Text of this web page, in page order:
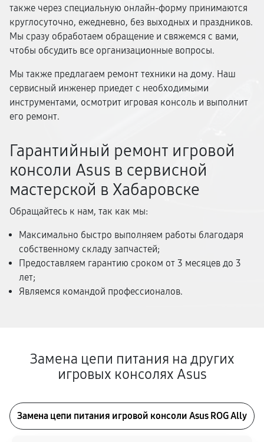
также через специальную онлайн-форму принимаются
круглосуточно, ежедневно, без выходных и праздников.
Мы сразу обработаем обращение и свяжемся с вами,
чтобы обсудить все организационные вопросы.
Мы также предлагаем ремонт техники на дому. Наш
сервисный инженер приедет с необходимыми
инструментами, осмотрит игровая консоль и выполнит
его ремонт.
Гарантийный ремонт игровой
консоли Asus в сервисной
мастерской в Хабаровске
Обращайтесь к нам, так как мы:
Максимально быстро выполняем работы благодаря
собственному складу запчастей;
Предоставляем гарантию сроком от 3 месяцев до 3
лет;
Являемся командой профессионалов.
Замена цепи питания на других
игровых консолях Asus
Замена цепи питания игровой консоли Asus ROG Ally